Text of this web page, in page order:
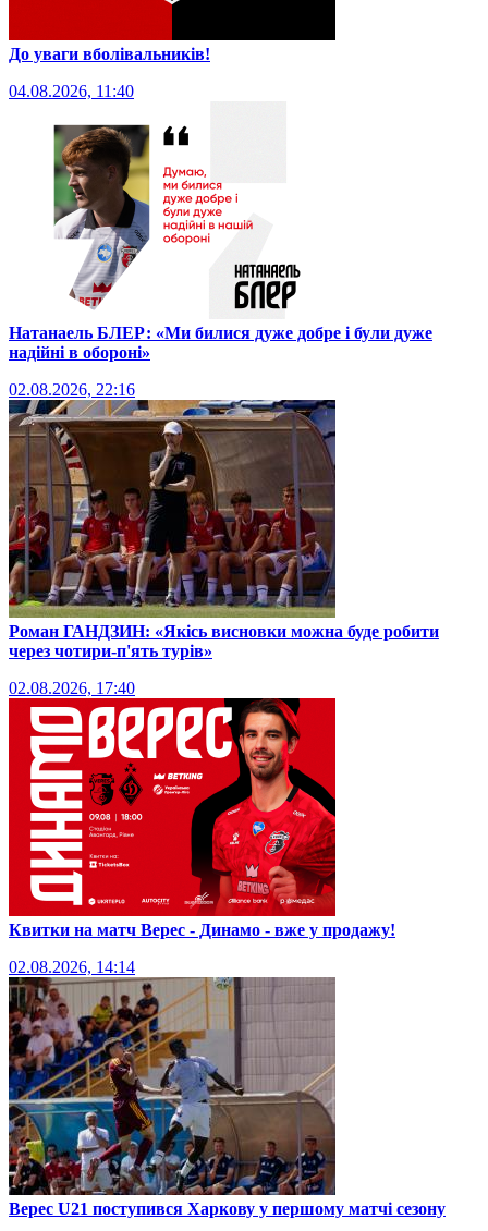
До уваги вболівальників!
04.08.2026, 11:40
Натанаель БЛЕР: «Ми билися дуже добре і були дуже
надійні в обороні»
02.08.2026, 22:16
Роман ГАНДЗИН: «Якісь висновки можна буде робити
через чотири-п'ять турів»
02.08.2026, 17:40
Квитки на матч Верес - Динамо - вже у продажу!
02.08.2026, 14:14
Верес U21 поступився Харкову у першому матчі сезону